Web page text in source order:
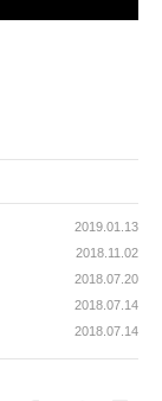
2019.01.13
2018.11.02
2018.07.20
2018.07.14
2018.07.14